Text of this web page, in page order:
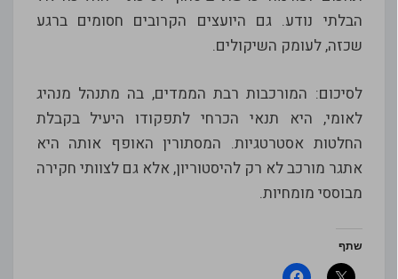
הבלתי נודע. גם היועצים הקרובים חסומים ברגע
שכזה, לעומק השיקולים.
לסיכום: המורכבות רבת הממדים, בה מתנהל מנהיג
לאומי, היא תנאי הכרחי לתפקודו היעיל בקבלת
החלטות אסטרטגיות. המסתורין האופף אותה היא
אתגר מורכב לא רק להיסטוריון, אלא גם לצוותי חקירה
מבוססי מומחיות.
שתף